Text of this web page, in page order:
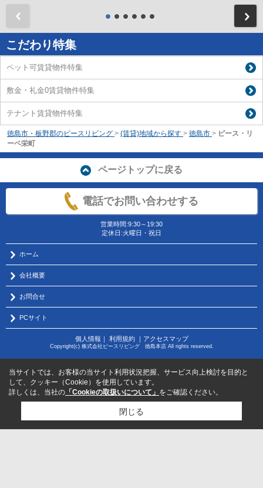
こだわり特集
ペット可賃貸物件特集
敷金・礼金0賃貸物件特集
テナント賃貸物件特集
徳島市・板野郡のピースリビング > (賃貸)地域から探す > 徳島市 > ピース・リ
ーベ栄町
ページトップに戻る
電話でお問い合わせする
営業時間:9:30～19:30
定休日:火曜日・祝日
ホーム
会社概要
お問合せ
PCサイト
個人情報 利用規約｜ アクセスマップ
Copyright(c) 株式会社ピースリビング 徳島本店 All rights reserved.
当サイトでは、お客様の当サイト利用状況把握、サービス向上検討を目的と
して、クッキー（Cookie）を使用しています。
詳しくは、当社の 「Cookieの取扱いについて」 をご確認ください。
閉じる